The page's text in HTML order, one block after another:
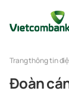
Trang thông tin
Đoàn